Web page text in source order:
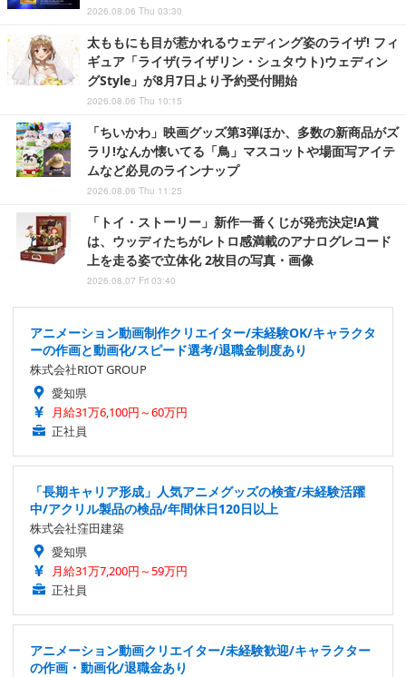
2026.08.06 Thu 03:30
太ももにも目が惹かれるウェディング姿のライザ! フィ
ギュア「ライザ(ライザリン・シュタウト)ウェディン
グStyle」が8月7日より予約受付開始
2026.08.06 Thu 10:15
「ちいかわ」映画グッズ第3弾ほか、多数の新商品がズ
ラリ!なんか懐いてる「鳥」マスコットや場面写アイテ
ムなど必見のラインナップ
2026.08.06 Thu 11:25
「トイ・ストーリー」新作一番くじが発売決定!A賞
は、ウッディたちがレトロ感満載のアナログレコード
上を走る姿で立体化 2枚目の写真・画像
2026.08.07 Fri 03:40
アニメーション動画制作クリエイター/未経験OK/キャラクタ
ーの作画と動画化/スピード選考/退職金制度あり
株式会社RIOT GROUP
愛知県
月給31万6,100円～60万円
正社員
「長期キャリア形成」人気アニメグッズの検査/未経験活躍
中/アクリル製品の検品/年間休日120日以上
株式会社窪田建築
愛知県
月給31万7,200円～59万円
正社員
アニメーション動画クリエイター/未経験歓迎/キャラクター
の作画・動画化/退職金あり